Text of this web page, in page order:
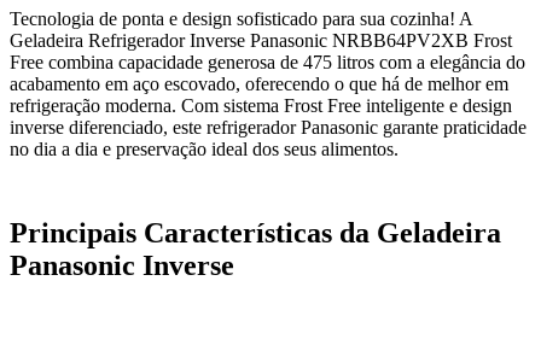
Tecnologia de ponta e design sofisticado para sua cozinha! A
Geladeira Refrigerador Inverse Panasonic NRBB64PV2XB Frost
Free combina capacidade generosa de 475 litros com a elegância do
acabamento em aço escovado, oferecendo o que há de melhor em
refrigeração moderna. Com sistema Frost Free inteligente e design
inverse diferenciado, este refrigerador Panasonic garante praticidade
no dia a dia e preservação ideal dos seus alimentos.
Principais Características da Geladeira
Panasonic Inverse